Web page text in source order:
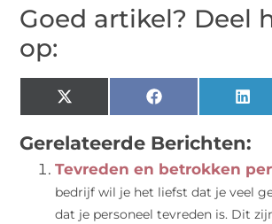
Goed artikel? Deel
op:
X
(Twitter)
Facebook
Gerelateerde Berichten:
Tevreden en betrokken
bedrijf wil je het liefst dat je veel
dat je personeel tevreden is. Dit